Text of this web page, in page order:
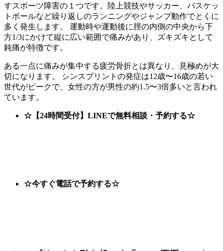
すスポーツ障害の１つです。陸上競技やサッカー、バスケッ
トボールなど繰り返しのランニングやジャンプ動作でとくに
多く発生します。 運動時や運動後に脛の内側の中央から下
方1/3にかけて縦に広い範囲で痛みがあり、ズキズキとして
鈍痛が特徴です。
ある一点に痛みが集中する疲労骨折とは異なり、見極めが大
切になります。 シンスプリントの発症は12歳〜16歳の若い
世代がピークで、女性の方が男性の約1.5〜3倍多いと言われ
ています。
☆【24時間受付】LINEで無料相談・予約する☆
☆今すぐ電話で予約する☆